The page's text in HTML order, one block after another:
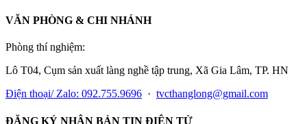
VĂN PHÒNG & CHI NHÁNH
Phòng thí nghiệm:
Lô T04, Cụm sản xuất làng nghề tập trung, Xã Gia Lâm, TP. HN
Điện thoại/ Zalo: 092.755.9696 · tvcthanglong@gmail.com
ĐĂNG KÝ NHẬN BẢN TIN ĐIỆN TỬ